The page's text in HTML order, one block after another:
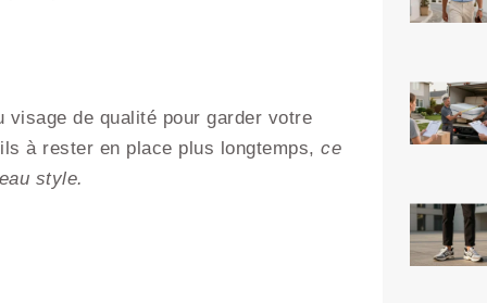
de qualité pour garder votre
à rester en place plus longtemps, ce
style.